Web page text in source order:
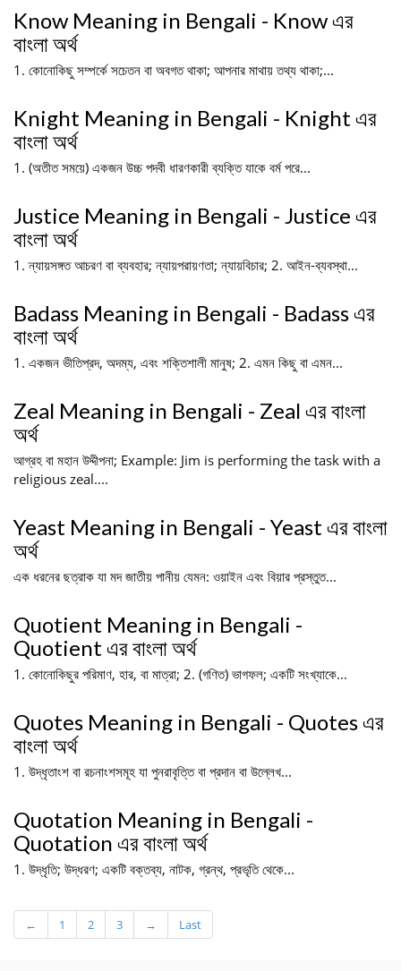
Know Meaning in Bengali - Know এর
বাংলা অর্থ
1. কোনোকিছু সম্পর্কে সচেতন বা অবগত থাকা; আপনার মাথায় তথ্য থাকা;...
Knight Meaning in Bengali - Knight এর
বাংলা অর্থ
1. (অতীত সময়ে) একজন উচ্চ পদবী ধারণকারী ব্যক্তি যাকে বর্ম পরে...
Justice Meaning in Bengali - Justice এর
বাংলা অর্থ
1. ন্যায়সঙ্গত আচরণ বা ব্যবহার; ন্যায়পরায়ণতা; ন্যায়বিচার; 2. আইন-ব্যবস্থা...
Badass Meaning in Bengali - Badass এর
বাংলা অর্থ
1. একজন ভীতিপ্রদ, অদম্য, এবং শক্তিশালী মানুষ; 2. এমন কিছু বা এমন...
Zeal Meaning in Bengali - Zeal এর বাংলা
অর্থ
আগ্রহ বা মহান উদ্দীপনা; Example: Jim is performing the task with a
religious zeal....
Yeast Meaning in Bengali - Yeast এর বাংলা
অর্থ
এক ধরনের ছত্রাক যা মদ জাতীয় পানীয় যেমন: ওয়াইন এবং বিয়ার প্রস্তুত...
Quotient Meaning in Bengali -
Quotient এর বাংলা অর্থ
1. কোনোকিছুর পরিমাণ, হার, বা মাত্রা; 2. (গণিত) ভাগফল; একটি সংখ্যাকে...
Quotes Meaning in Bengali - Quotes এর
বাংলা অর্থ
1. উদ্ধৃতাংশ বা রচনাংশসমূহ যা পুনরাবৃত্তি বা প্রদান বা উল্লেখ...
Quotation Meaning in Bengali -
Quotation এর বাংলা অর্থ
1. উদ্ধৃতি; উদ্ধরণ; একটি বক্তব্য, নাটক, গ্রন্থ, প্রভৃতি থেকে...
← 1 2 3 → Last